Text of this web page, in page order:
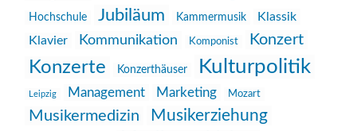
Hochschule Jubiläum Kammermusik
Klassik
Klavier
Kommunikation Komponist Konzert
Konzerte Konzerthäuser Kulturpolitik
Leipzig Management Marketing Mozart
Musikermedizin Musikerziehung